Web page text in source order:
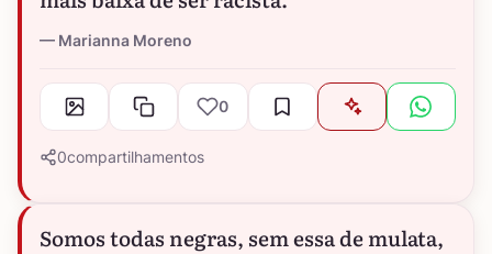
Marianna Moreno
0
0compartilhamentos
Somos todas negras, sem essa de mulata,